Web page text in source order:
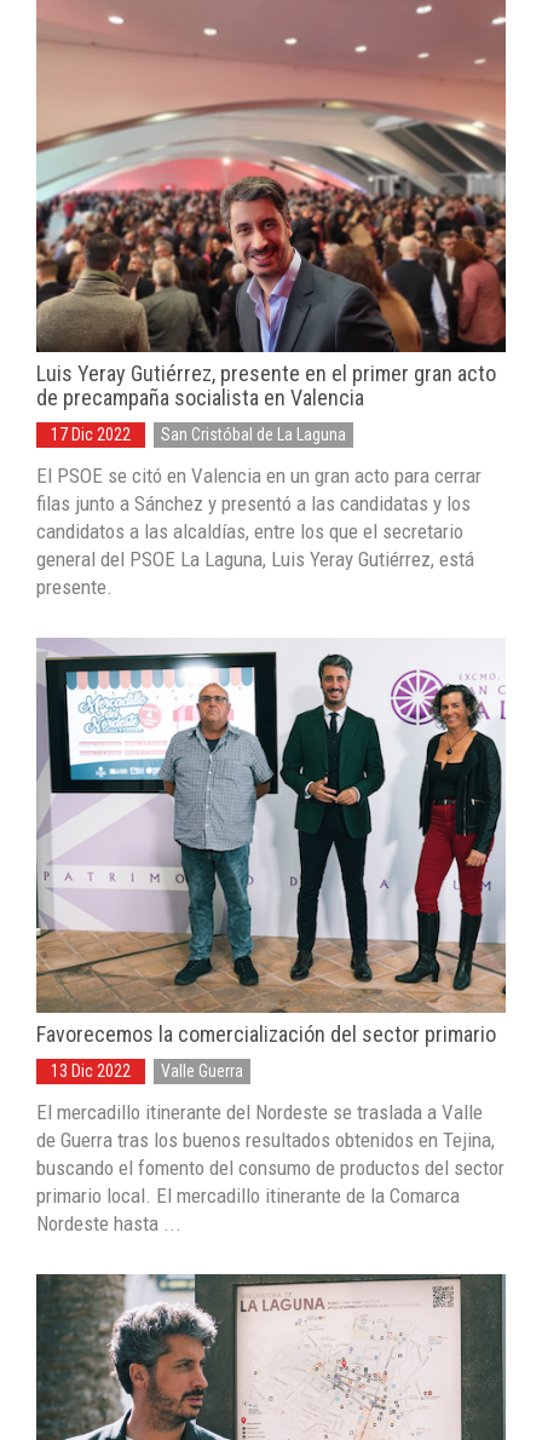
Luis Yeray Gutiérrez, presente en el primer gran acto
de precampaña socialista en Valencia
17 Dic 2022 San Cristóbal de La Laguna
El PSOE se citó en Valencia en un gran acto para cerrar
filas junto a Sánchez y presentó a las candidatas y los
candidatos a las alcaldías, entre los que el secretario
general del PSOE La Laguna, Luis Yeray Gutiérrez, está
presente.
Favorecemos la comercialización del sector primario
13 Dic 2022 Valle Guerra
El mercadillo itinerante del Nordeste se traslada a Valle
de Guerra tras los buenos resultados obtenidos en Tejina,
buscando el fomento del consumo de productos del sector
primario local. El mercadillo itinerante de la Comarca
Nordeste hasta ...